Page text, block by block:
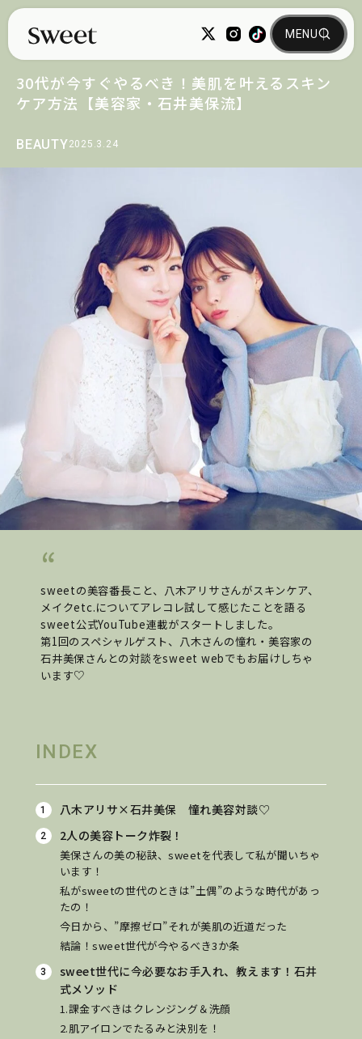
BEAUTY2025.3.24
30代が今すぐやるべき！美肌を叶えるスキン
ケア方法【美容家・石井美保流】
sweetの美容番長こと、八木アリサさんがスキンケア、
メイクetc.についてアレコレ試して感じたことを語る
sweet公式YouTube連載がスタートしました。
第1回のスペシャルゲスト、八木さんの憧れ・美容家の
石井美保さんとの対談をsweet webでもお届けしちゃ
います♡
INDEX
八木アリサ×石井美保 憧れ美容対談♡
2人の美容トーク炸裂！
美保さんの美の秘訣、sweetを代表して私が聞いちゃ
います！
私がsweetの世代のときは”土偶”のような時代があっ
たの！
今日から、”摩擦ゼロ”それが美肌の近道だった
結論！sweet世代が今やるべき3か条
sweet世代に今必要なお手入れ、教えます！石井
式メソッド
1.課金すべきはクレンジング＆洗顔
2.肌アイロンでたるみと決別を！